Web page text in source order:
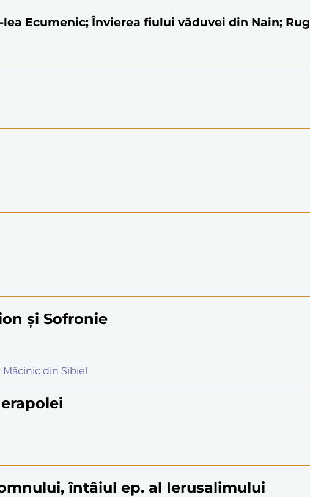
lea Ecumenic; Învierea fiului văduvei din Nain;
și Sofronie
Măcinic din Sibiel
întâiul ep. al Ierusalimului